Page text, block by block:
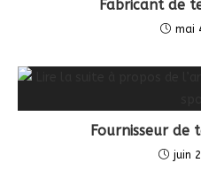
Fabricant de
mai
Fournisseur de
juin